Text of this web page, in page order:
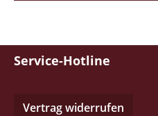
Service-Hotline
Vertrag widerrufen